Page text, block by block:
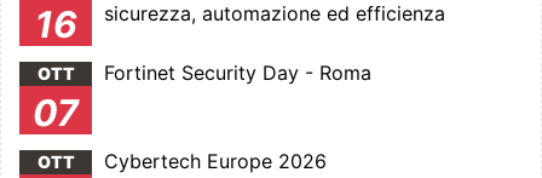
16
sicurezza, automazione ed efficienza
OTT
07
Fortinet Security Day - Roma
OTT Cybertech Europe 2026